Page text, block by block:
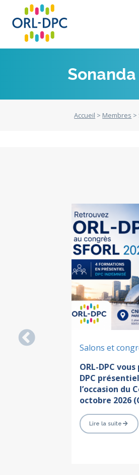
Sonanda
Accueil > Membres >
Previous
Salons et
ORL-DPC
DPC
l’occasion du
octobre 2026
Lire la suite